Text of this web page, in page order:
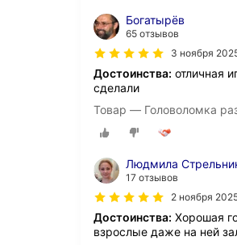
Богатырёв
65 отзывов
3 ноября
Достоинства: отличная
сделали
Товар — Головоломка
Людмила
17 отзывов
2 ноября
Достоинства: Хорошая
взрослые даже на ней